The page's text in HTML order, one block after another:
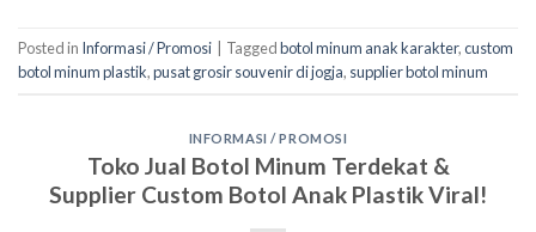
Posted in Informasi / Promosi Taggedbotol minum anak karakter,custom
botol minum plastik,pusat grosir souvenir di jogja, supplier botol minum
INFORMASI / PROMOSI
Toko Jual Botol Minum Terdekat &
Supplier Custom Botol Anak Plastik Viral!